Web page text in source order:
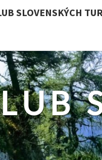
SLOVENSKÝCH